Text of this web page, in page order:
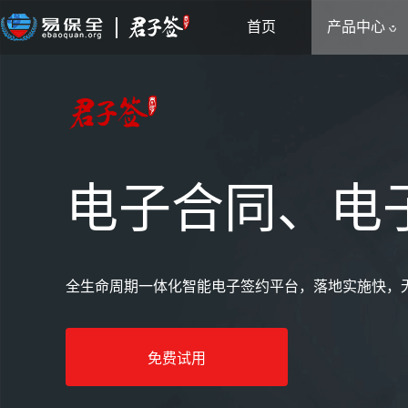
首页 产品中心
电子合同、电
全生命周期一体化智能电子签约平台，落地实施快，
免费试用